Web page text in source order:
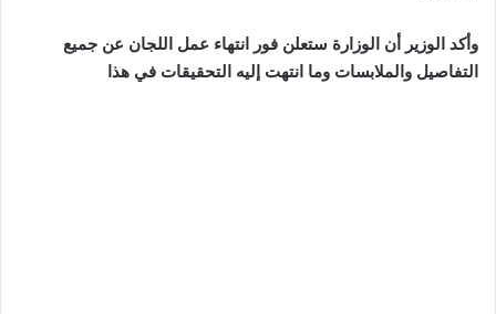
وأكد الوزير أن الوزارة ستعلن فور انتهاء عمل اللجان عن جميع
التفاصيل والملابسات وما انتهت إليه التحقيقات في هذا